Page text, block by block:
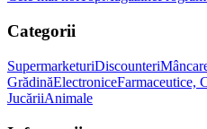
Categorii
SupermarketuriDiscounteri
GrădinăElectroniceFarmaceutice,
JucăriiAnimale